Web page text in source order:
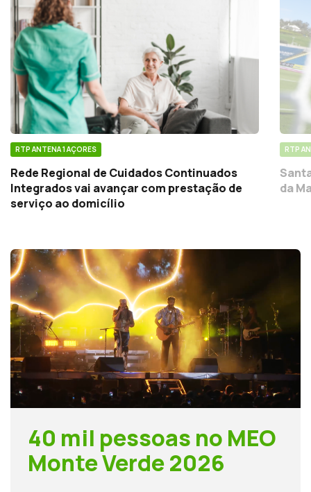
RTP ANTENA 1 AÇORES
Rede Regional de Cuidados Continuados
Integrados vai avançar com prestação de
serviço ao domicílio
RTP
da
40 mil pessoas no MEO
Monte Verde 2026